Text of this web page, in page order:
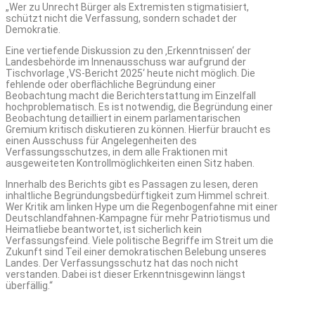
„Wer zu Unrecht Bürger als Extremisten stigmatisiert,
schützt nicht die Verfassung, sondern schadet der
Demokratie.
Eine vertiefende Diskussion zu den ‚Erkenntnissen‘ der
Landesbehörde im Innenausschuss war aufgrund der
Tischvorlage ‚VS-Bericht 2025‘ heute nicht möglich. Die
fehlende oder oberflächliche Begründung einer
Beobachtung macht die Berichterstattung im Einzelfall
hochproblematisch. Es ist notwendig, die Begründung einer
Beobachtung detailliert in einem parlamentarischen
Gremium kritisch diskutieren zu können. Hierfür braucht es
einen Ausschuss für Angelegenheiten des
Verfassungsschutzes, in dem alle Fraktionen mit
ausgeweiteten Kontrollmöglichkeiten einen Sitz haben.
Innerhalb des Berichts gibt es Passagen zu lesen, deren
inhaltliche Begründungsbedürftigkeit zum Himmel schreit.
Wer Kritik am linken Hype um die Regenbogenfahne mit einer
Deutschlandfahnen-Kampagne für mehr Patriotismus und
Heimatliebe beantwortet, ist sicherlich kein
Verfassungsfeind. Viele politische Begriffe im Streit um die
Zukunft sind Teil einer demokratischen Belebung unseres
Landes. Der Verfassungsschutz hat das noch nicht
verstanden. Dabei ist dieser Erkenntnisgewinn längst
überfällig.“